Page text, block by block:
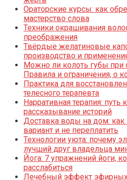
Ораторские курсы: как
мастерство слова
Техники окрашивания
преображения
Твёрдые желатиновые
производство и
Можно ли колоть губы при
Правила и ограничения, о
Практика для
телесного терапевта
Нарративная терапия:
рассказывание историй
Доставка воды на дом:
вариант и не переплатить
Технологии уюта: почему
лучший друг владельца
Йога: 7 упражнений йоги,
расслабиться
Лечебный эффект